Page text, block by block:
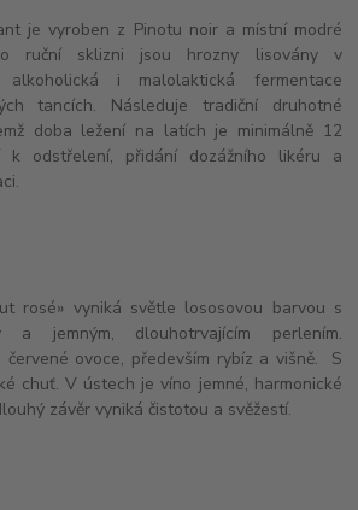
je vyroben z Pinotu noir a místní modré
ruční sklizni jsou hrozny lisovány v
alkoholická i malolaktická fermentace
tancích. Následuje tradiční druhotné
doba ležení na latích je minimálně 12
k odstřelení, přidání dozážního likéru a
rosé» vyniká světle lososovou barvou s
a jemným, dlouhotrvajícím perlením.
červené ovoce, především rybíz a višně. S
chuť. V ústech je víno jemné, harmonické
závěr vyniká čistotou a svěžestí.